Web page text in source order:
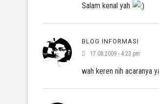
Salam kenal yah
BLOG INFORMASI
17.08.2009 - 4:23 pm
wah keren nih acaranya